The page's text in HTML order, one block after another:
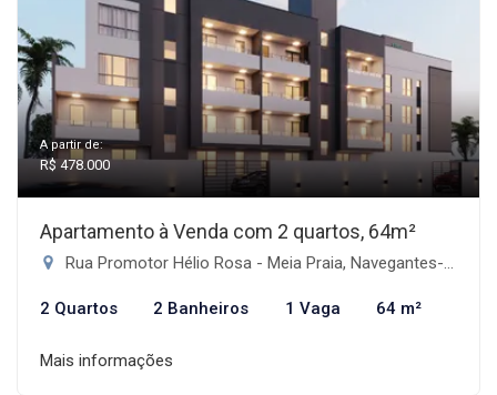
A partir de:
R$ 478.000
Apartamento à Venda com 2 quartos, 64m²
Rua Promotor Hélio Rosa - Meia Praia, Navegantes-SC
2 Quartos 2 Banheiros 1 Vaga 64 m²
Mais informações